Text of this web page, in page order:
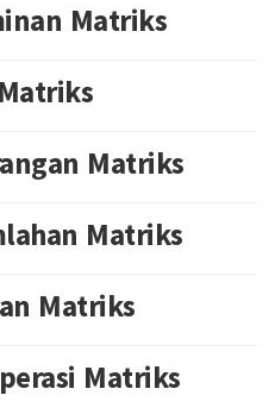
Matriks
Matriks
Matriks
Matriks
Matriks